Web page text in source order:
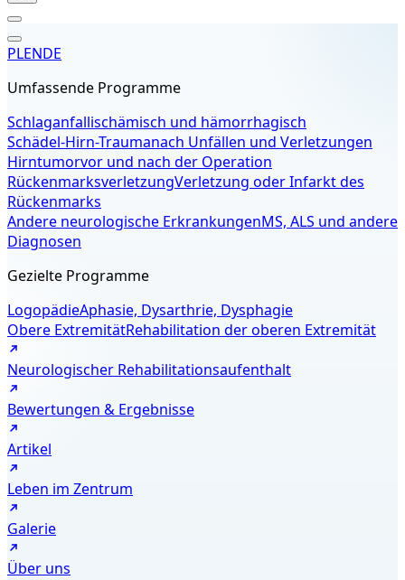
PLENDE
Umfassende Programme
Schlaganfallischämisch und hämorrhagisch
Schädel-Hirn-Traumanach Unfällen und Verletzungen
Hirntumorvor und nach der Operation
RückenmarksverletzungVerletzung oder Infarkt des
Rückenmarks
Andere neurologische ErkrankungenMS, ALS und andere
Diagnosen
Gezielte Programme
LogopädieAphasie, Dysarthrie, Dysphagie
Obere ExtremitätRehabilitation der oberen Extremität
Neurologischer Rehabilitationsaufenthalt
Bewertungen & Ergebnisse
Artikel
Leben im Zentrum
Galerie
Über uns